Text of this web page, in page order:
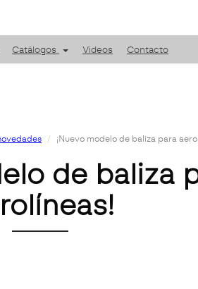
Catálogos Videos Contacto
¡Nuevo modelo de baliza para
de baliza